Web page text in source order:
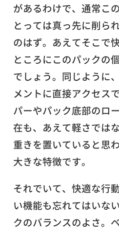
があるわけで、通常こ
とっては真っ先に削ら
のはず。あえてそこで
ところにこのパックの
でしょう。同じように
メントに直接アクセス
パーやパック底部のロ
在も、あえて軽さでは
重きを置いていると思
大きな特徴です。
それでいて、快適な行
い機能も忘れてはいな
クのバランスのよさ。